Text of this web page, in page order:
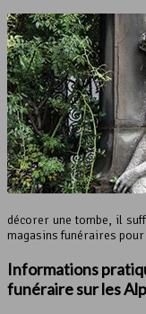
décorer une tombe, il
magasins funéraires
Informations
funéraire sur les